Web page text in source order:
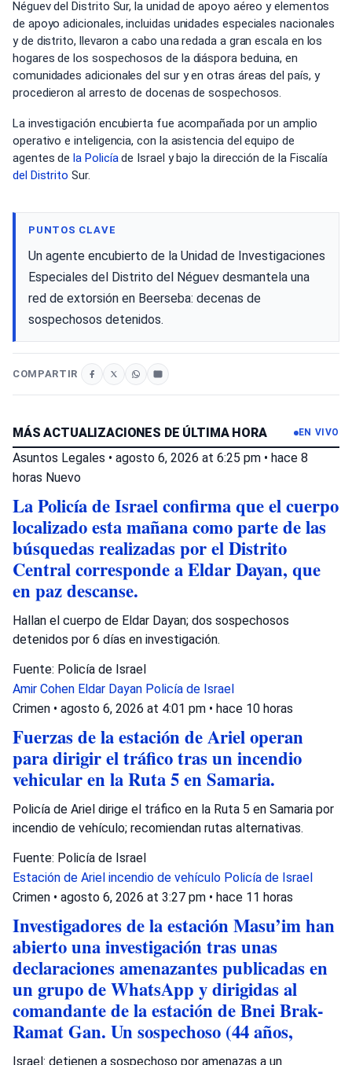
Néguev del Distrito Sur, la unidad de apoyo aéreo y elementos
de apoyo adicionales, incluidas unidades especiales nacionales
y de distrito, llevaron a cabo una redada a gran escala en los
hogares de los sospechosos de la diáspora beduina, en
comunidades adicionales del sur y en otras áreas del país, y
procedieron al arresto de docenas de sospechosos.
La investigación encubierta fue acompañada por un amplio
operativo e inteligencia, con la asistencia del equipo de
agentes dela Policíade Israel y bajo la dirección de la Fiscalía
del Distrito Sur.
PUNTOS CLAVE
Un agente encubierto de la Unidad de Investigaciones
Especiales del Distrito del Néguev desmantela una
red de extorsión en Beerseba: decenas de
sospechosos detenidos.
COMPARTIR
MÁS ACTUALIZACIONES DE ÚLTIMA HORA EN VIVO
Asuntos Legales • agosto 6, 2026 at 6:25 pm • hace 8
horas Nuevo
La Policía de Israel confirma que el cuerpo
localizado esta mañana como parte de las
búsquedas realizadas por el Distrito
Central corresponde a Eldar Dayan, que
en paz descanse.
Hallan el cuerpo de Eldar Dayan; dos sospechosos
detenidos por 6 días en investigación.
Fuente: Policía de Israel
Amir Cohen Eldar Dayan Policía de Israel
Crimen • agosto 6, 2026 at 4:01 pm • hace 10 horas
Fuerzas de la estación de Ariel operan
para dirigir el tráfico tras un incendio
vehicular en la Ruta 5 en Samaria.
Policía de Ariel dirige el tráfico en la Ruta 5 en Samaria por
incendio de vehículo; recomiendan rutas alternativas.
Fuente: Policía de Israel
Estación de Ariel incendio de vehículo Policía de Israel
Crimen • agosto 6, 2026 at 3:27 pm • hace 11 horas
Investigadores de la estación Masu’im han
abierto una investigación tras unas
declaraciones amenazantes publicadas en
un grupo de WhatsApp y dirigidas al
comandante de la estación de Bnei Brak-
Ramat Gan. Un sospechoso (44 años,
Israel: detienen a sospechoso por amenazas a un